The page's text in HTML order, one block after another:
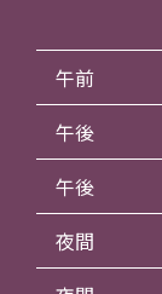
午前
午後
午後
夜間